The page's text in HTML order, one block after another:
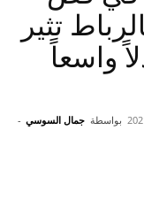
تثير
واسعاً
بواسطة جمال السوسي -